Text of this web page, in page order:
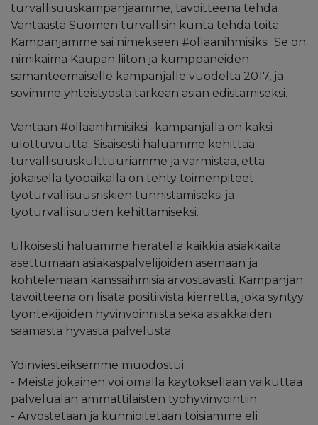
turvallisuuskampanjaamme, tavoitteena tehdä
Vantaasta Suomen turvallisin kunta tehdä töitä.
Kampanjamme sai nimekseen #ollaanihmisiksi. Se on
nimikaima Kaupan liiton ja kumppaneiden
samanteemaiselle kampanjalle vuodelta 2017, ja
sovimme yhteistyöstä tärkeän asian edistämiseksi.
Vantaan #ollaanihmisiksi -kampanjalla on kaksi
ulottuvuutta. Sisäisesti haluamme kehittää
turvallisuuskulttuuriamme ja varmistaa, että
jokaisella työpaikalla on tehty toimenpiteet
työturvallisuusriskien tunnistamiseksi ja
työturvallisuuden kehittämiseksi.
Ulkoisesti haluamme herätellä kaikkia asiakkaita
asettumaan asiakaspalvelijoiden asemaan ja
kohtelemaan kanssaihmisiä arvostavasti. Kampanjan
tavoitteena on lisätä positiivista kierrettä, joka syntyy
työntekijöiden hyvinvoinnista sekä asiakkaiden
saamasta hyvästä palvelusta.
Ydinviesteiksemme muodostui:
- Meistä jokainen voi omalla käytöksellään vaikuttaa
palvelualan ammattilaisten työhyvinvointiin.
- Arvostetaan ja kunnioitetaan toisiamme eli